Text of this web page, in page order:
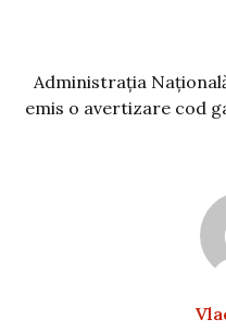
Administrația
emis o avertizare cod